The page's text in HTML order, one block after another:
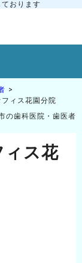
おります
ィス花園分院
の歯科医院・歯医者
ィス花